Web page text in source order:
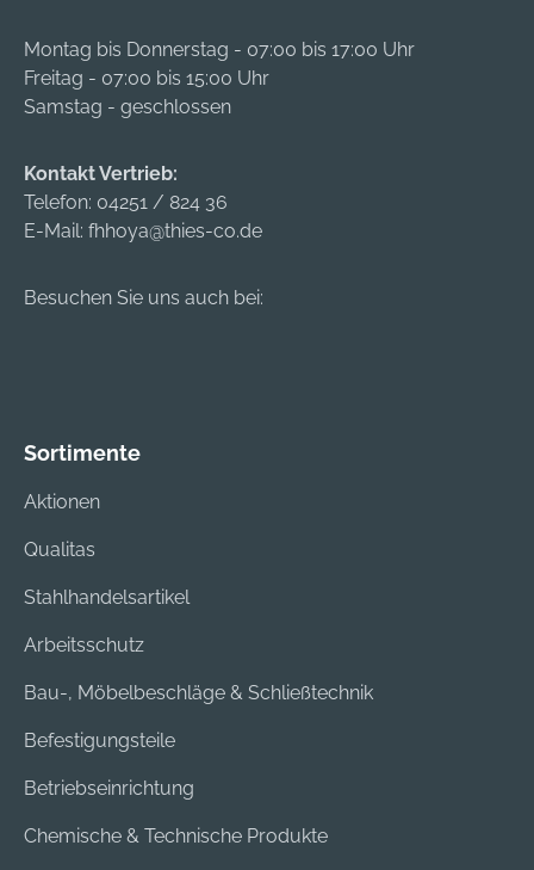
Beschichtung aus
Schrumpf-Latex
Farbe: orange-
schwarz Hersteller:
GmbH, Zunftstr. 28,
21244
Buchholz/Nordheid
info@feldtmann.de
Montag bis Donnerstag - 07:00 bis 17:00 Uhr
Freitag - 07:00 bis 15:00 Uhr
Samstag - geschlossen
Kontakt Vertrieb:
Telefon: 04251 / 824 36
E-Mail: fhhoya@thies-co.de
Besuchen Sie uns auch bei:
Sortimente
Aktionen
Qualitas
Stahlhandelsartikel
Arbeitsschutz
Bau-, Möbelbeschläge & Schließtechnik
Befestigungsteile
Betriebseinrichtung
Chemische & Technische Produkte